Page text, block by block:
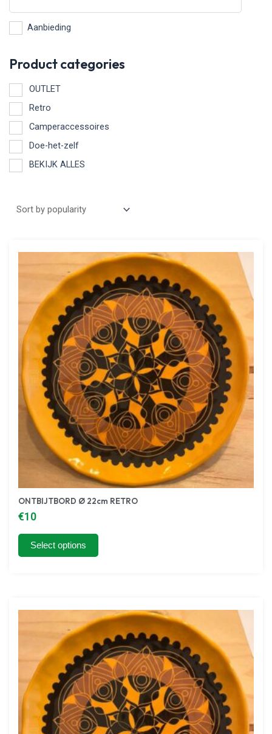
Aanbieding
Product categories
OUTLET
Retro
Camperaccessoires
Doe-het-zelf
BEKIJK ALLES
Product categories
OUTLET
Retro
Camperaccessoires
Doe-het-zelf
BEKIJK ALLES
ONTBIJTBORD Ø 22cm RETRO
€10
Select options